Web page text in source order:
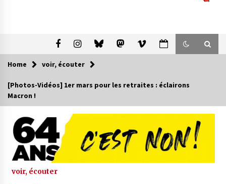
Home voir, écouter
[Photos-Vidéos] 1er mars pour les retraites : éclairons
Macron !
voir, écouter